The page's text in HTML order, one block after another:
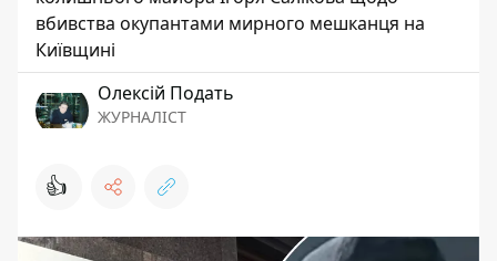
вбивства окупантами мирного мешканця на
Київщині
Олексій Подать
ЖУРНАЛІСТ
👍